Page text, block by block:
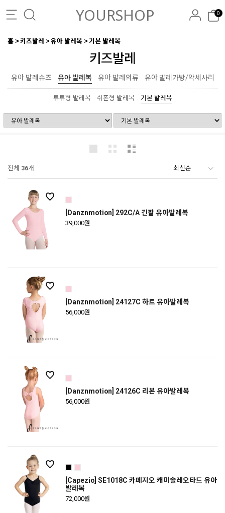
YOURSHOP 0
홈 키즈발레 유아 발레복 기본 발레복
키즈발레
유아 발레슈즈 유아 발레복 유아 발레의류 유아 발레가방/악세사리
튜튜형 발레복 쉬폰형 발레복 기본 발레복
전체 36개
[Danznmotion] 292C/A 긴팔 유아발레복
39,000원
[Danznmotion] 24127C 하트 유아발레복
56,000원
[Danznmotion] 24126C 리본 유아발레복
56,000원
[Capezio] SE1018C 카페지오 캐미솔레오타드 유아
발레복
72,000원